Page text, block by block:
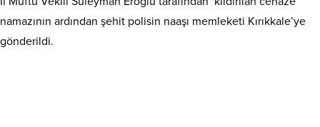
namazının ardından şehit polisin naaşı memleketi Kırıkkale’ye
gönderildi.